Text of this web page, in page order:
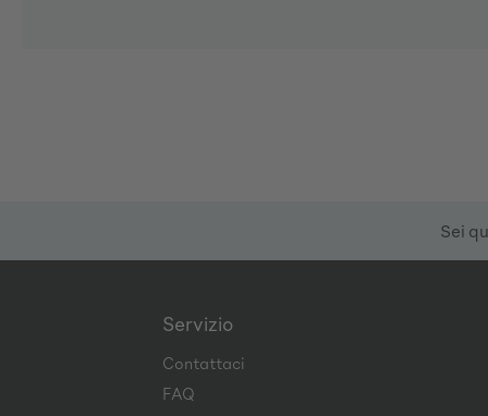
Sei
Servizio
Contattaci
FAQ